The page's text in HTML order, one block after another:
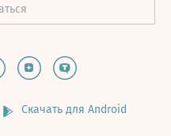
Скачать для Android